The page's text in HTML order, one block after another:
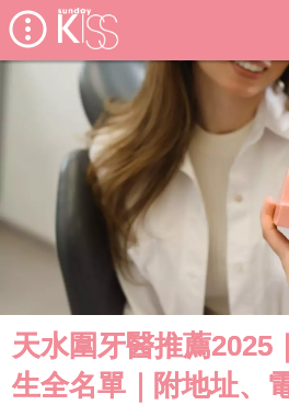
天水圍牙醫推薦2025
生全名單｜附地址、